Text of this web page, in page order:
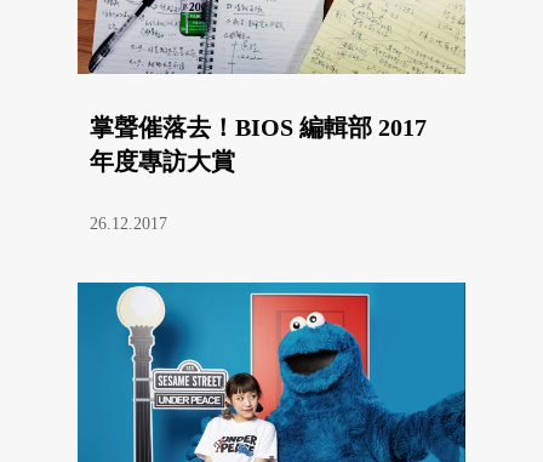
掌聲催落去！BIOS 編輯部 2017
年度專訪大賞
26.12.2017